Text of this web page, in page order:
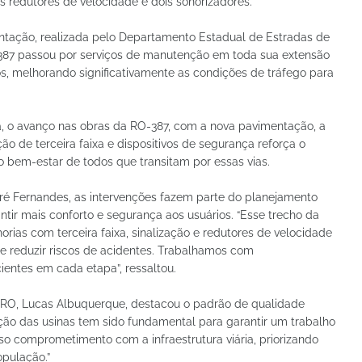
realizada pelo Departamento Estadual de Estradas de
passou por serviços de manutenção em toda sua extensão
melhorando significativamente as condições de tráfego para
avanço nas obras da RO-387, com a nova pavimentação, a
de terceira faixa e dispositivos de segurança reforça o
estar de todos que transitam por essas vias.
Fernandes, as intervenções fazem parte do planejamento
mais conforto e segurança aos usuários. “Esse trecho da
com terceira faixa, sinalização e redutores de velocidade
reduzir riscos de acidentes. Trabalhamos com
em cada etapa”, ressaltou.
Lucas Albuquerque, destacou o padrão de qualidade
das usinas tem sido fundamental para garantir um trabalho
comprometimento com a infraestrutura viária, priorizando